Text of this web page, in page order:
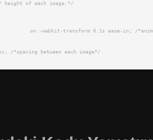
height of each image.*/
on:-webkit-transform 0.1s ease-in; /
/*spacing between each image*/